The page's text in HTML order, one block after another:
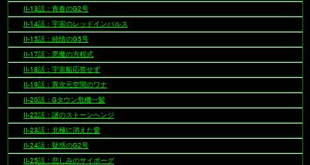
II-13話：青春のG2号
II-14話：宇宙のレッドインパルス
II-15話：純情のG5号
II-17話：悪魔の方程式
II-18話：宇宙船応答せず
II-19話：異次元空間のワナ
II-20話：Gタウン危機一髪
II-22話：謎のストーンヘンジ
II-23話：北極に消えた愛
II-24話：疑惑のG2号
II-25話：悲しみのサイボーグ